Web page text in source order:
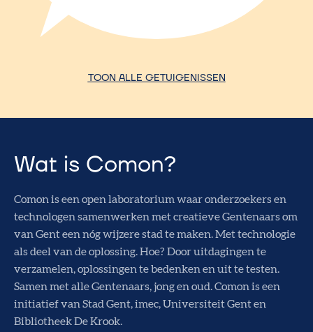
TOON ALLE GETUIGENISSEN
Wat is Comon?
Comon is een open laboratorium waar onderzoekers en
technologen samenwerken met creatieve Gentenaars om
van Gent een nóg wijzere stad te maken. Met technologie
als deel van de oplossing. Hoe? Door uitdagingen te
verzamelen, oplossingen te bedenken en uit te testen.
Samen met alle Gentenaars, jong en oud. Comon is een
initiatief van Stad Gent, imec, Universiteit Gent en
Bibliotheek De Krook.